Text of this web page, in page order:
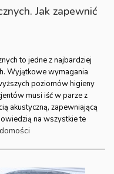
Jak zapewnić
to jedne z najbardziej
Wyjątkowe wymagania
poziomów higieny
musi iść w parze z
akustyczną, zapewniającą
na wszystkie te